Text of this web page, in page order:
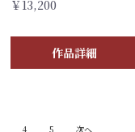
￥13,200
作品詳細
4 5 次へ